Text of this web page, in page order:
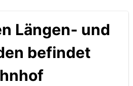
Längen- und
befindet